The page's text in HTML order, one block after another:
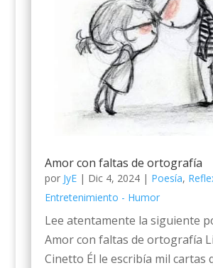
Amor con faltas de ortografía
por JyE| Dic 4, 2024| Poesía,
Entretenimiento - Humor
Lee atentamente la siguiente
Amor con faltas de ortografía
Cinetto Él le escribía mil cartas